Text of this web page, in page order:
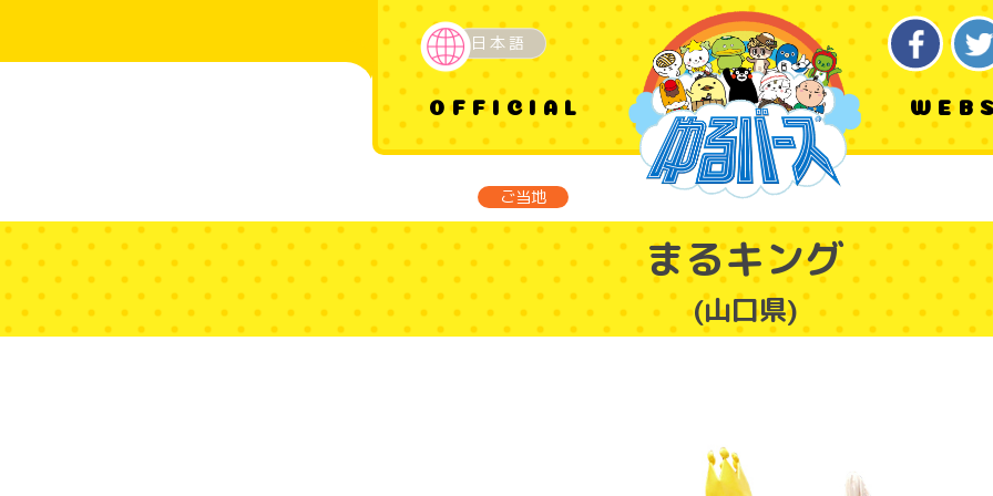
OFFICIAL
日本語
ご当地
まるキング
(山口県)